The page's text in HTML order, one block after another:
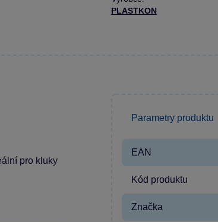
PLASTKON
pro kluky
Parametry produktu
EAN
Kód produktu
Značka